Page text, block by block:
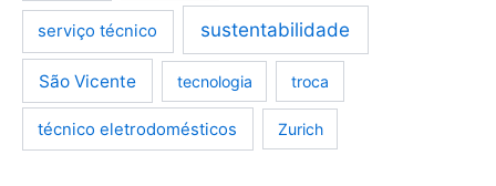
serviço técnico sustentabilidade
São Vicente tecnologia troca
técnico eletrodomésticos Zurich